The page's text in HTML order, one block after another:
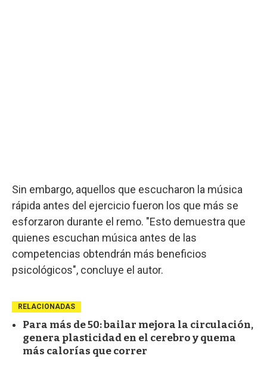
Sin embargo, aquellos que escucharon la música
rápida antes del ejercicio fueron los que más se
esforzaron durante el remo. "Esto demuestra que
quienes escuchan música antes de las
competencias obtendrán más beneficios
psicológicos", concluye el autor.
RELACIONADAS
Para más de 50: bailar mejora la circulación,
genera plasticidad en el cerebro y quema
más calorías que correr